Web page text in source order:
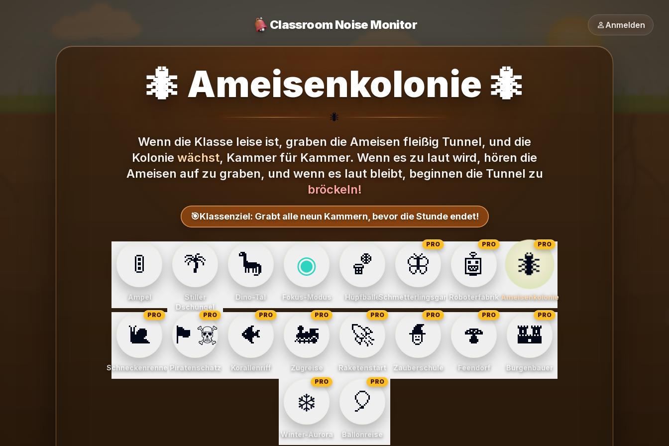
Classroom Noise Monitor personAnmelden
🐜 Ameisenkolonie 🐜
🐜
Wenn die Klasse leise ist, graben die Ameisen fleißig Tunnel, und die
Kolonie wächst, Kammer für Kammer. Wenn es zu laut wird, hören die
Ameisen auf zu graben, und wenn es laut bleibt, beginnen die Tunnel zu
bröckeln!
🎯Klassenziel: Grabt alle neun Kammern, bevor die Stunde endet!
🚦
Ampel
🌴
Stiller
Dschungel
🦕
Dino-Tal
◉
Fokus-Modus
🏀
Hüpfbälle
🦋
PRO
Schmetterlingsgarten
🤖
PRO
Roboterfabrik
🐜
PRO
Ameisenkolonie
🐌
PRO
Schneckenrennen
🏴‍☠️
PRO
Piratenschatz
🐠
PRO
Korallenriff
🚂
PRO
Zugreise
🚀
PRO
Raketenstart
🧙
PRO
Zauberschule
🍄
PRO
Feendorf
🏰
PRO
Burgenbauer
❄️
PRO
Winter-Aurora
🎈
PRO
Ballonreise